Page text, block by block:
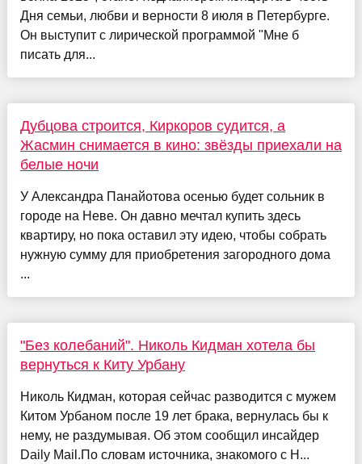
Дня семьи, любви и верности 8 июля в Петербурге.
Он выступит с лирической программой "Мне б
писать для...
Дубцова строится, Киркоров судится, а
Жасмин снимается в кино: звёзды приехали на
белые ночи
У Александра Панайотова осенью будет сольник в
городе на Неве. Он давно мечтал купить здесь
квартиру, но пока оставил эту идею, чтобы собрать
нужную сумму для приобретения загородного дома
...
"Без колебаний". Николь Кидман хотела бы
вернуться к Киту Урбану
Николь Кидман, которая сейчас разводится с мужем
Китом Урбаном после 19 лет брака, вернулась бы к
нему, не раздумывая. Об этом сообщил инсайдер
Daily Mail.По словам источника, знакомого с Н...